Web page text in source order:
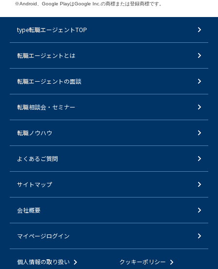
※Android、Google PlayはGoogle Inc.の商標または登録商標です。
type転職エージェントTOP
転職エージェントとは
転職エージェントの面談
転職相談会・セミナー
転職ノウハウ
よくあるご質問
サイトマップ
会社概要
マイページログイン
個人情報の取り扱い クッキーポリシー